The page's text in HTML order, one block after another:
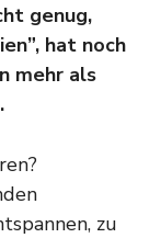
genug,
hat noch
mehr als
zu